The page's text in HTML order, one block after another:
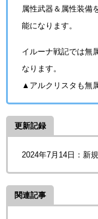
属性武器＆属性装備
能になります。
イルーナ戦記では無
なります。
▲アルクリスタも無
更新記録
2024年7月14日：新
関連記事